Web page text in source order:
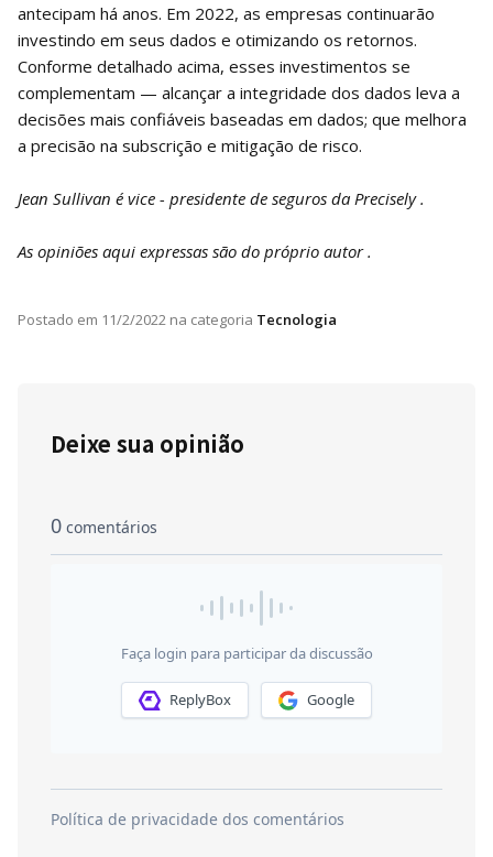
antecipam há anos. Em 2022, as empresas continuarão
investindo em seus dados e otimizando os retornos.
Conforme detalhado acima, esses investimentos se
complementam — alcançar a integridade dos dados leva a
decisões mais confiáveis ​​baseadas em dados; que melhora
a precisão na subscrição e mitigação de risco.
Jean Sullivan é vice - presidente de seguros da Precisely .
As opiniões aqui expressas são do próprio autor .
Postado em 11/2/2022 na categoria Tecnologia
Deixe sua opinião